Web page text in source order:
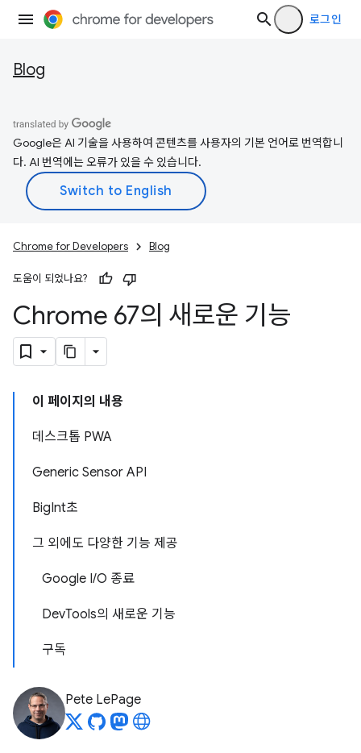
로그인
Blog
Google은 AI 기술을 사용하여 콘텐츠를 사용자의 기본 언어로 번역합니
다. AI 번역에는 오류가 있을 수 있습니다.
Chrome for Developers Blog
도움이 되었나요?
Chrome 67의 새로운 기능
이 페이지의 내용
데스크톱 PWA
Generic Sensor API
BigInt초
그 외에도 다양한 기능 제공
Google I/O 종료
DevTools의 새로운 기능
구독
Pete LePage